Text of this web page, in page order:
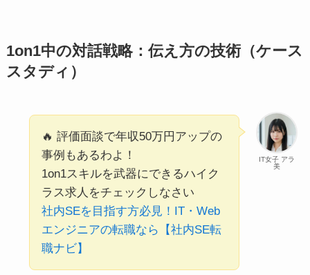
1on1中の対話戦略：伝え方の技術（ケース
スタディ）
IT女子 アラ
美
🔥 評価面談で年収50万円アップの
事例もあるわよ！
1on1スキルを武器にできるハイク
ラス求人をチェックしなさい
社内SEを目指す方必見！IT・Web
エンジニアの転職なら【社内SE転
職ナビ】